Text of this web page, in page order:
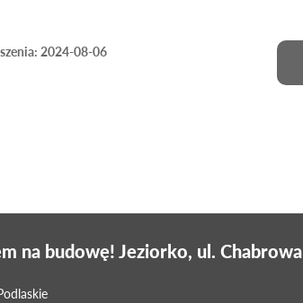
2024-08-06
na budowę! Jeziorko, ul. Chabrowa